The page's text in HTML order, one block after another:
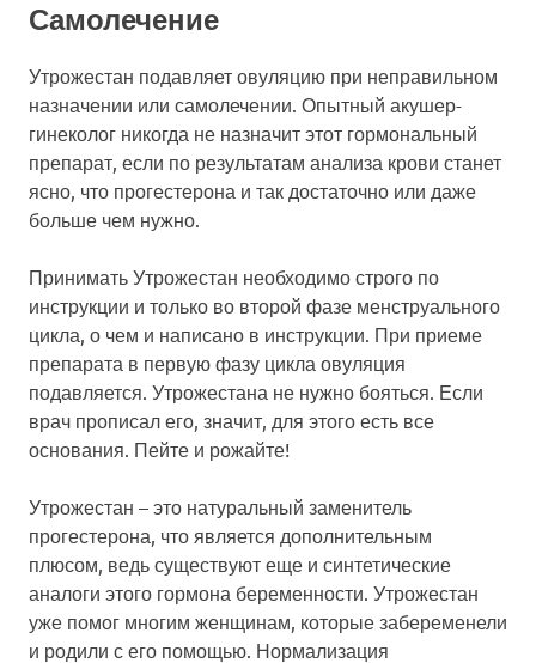
Самолечение
Утрожестан подавляет овуляцию при неправильном
назначении или самолечении. Опытный акушер-
гинеколог никогда не назначит этот гормональный
препарат, если по результатам анализа крови станет
ясно, что прогестерона и так достаточно или даже
больше чем нужно.
Принимать Утрожестан необходимо строго по
инструкции и только во второй фазе менструального
цикла, о чем и написано в инструкции. При приеме
препарата в первую фазу цикла овуляция
подавляется. Утрожестана не нужно бояться. Если
врач прописал его, значит, для этого есть все
основания. Пейте и рожайте!
Утрожестан – это натуральный заменитель
прогестерона, что является дополнительным
плюсом, ведь существуют еще и синтетические
аналоги этого гормона беременности. Утрожестан
уже помог многим женщинам, которые забеременели
и родили с его помощью. Нормализация